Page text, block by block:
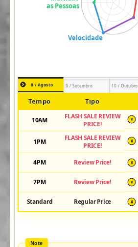
8 / Agosto 9 / Setembro 10 / Outubro
Tempo Tipo
10AM
FLASH SALE REVIEW
PRICE!
¥
1PM
FLASH SALE REVIEW
PRICE!
¥
4PM Review Price! ¥
7PM Review Price! ¥
Standard Regular Price ¥